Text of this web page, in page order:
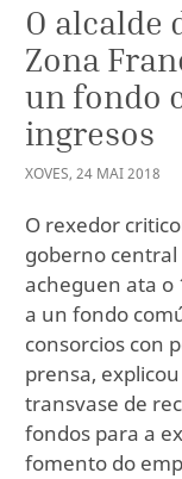
O alcalde
Zona
un fondo
ingresos
XOVES, 24 MAI2018
O rexedor
goberno central
acheguen ata o
a un fondo
consorcios con
prensa,
transvase de
fondos para a
fomento do